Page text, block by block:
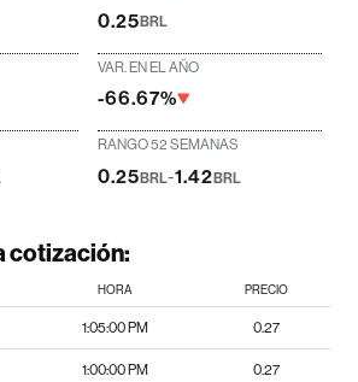
0.25BRL
VAR. EN EL AÑO
-66.67%
RANGO 52 SEMANAS
0.25 BRL-1.42 BRL
cotización:
HORA PRECIO
1:05:00 PM 0.27
1:00:00 PM 0.27